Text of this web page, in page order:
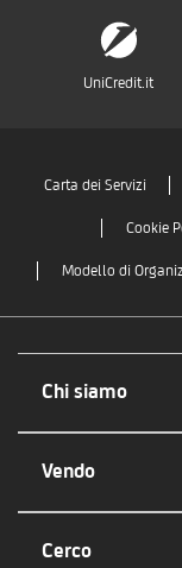
UniCredit.it
Carta dei Servizi
Cookie
Modello di
Chi siamo
Vendo
Cerco